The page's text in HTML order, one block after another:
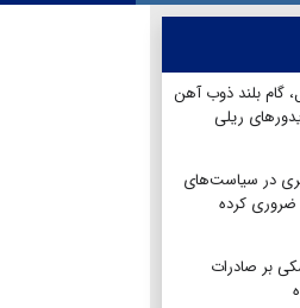
ریل، گام بلند ذوب آهن
ریلی
در سیاست‌های
ضروری کرده
بر صادرات